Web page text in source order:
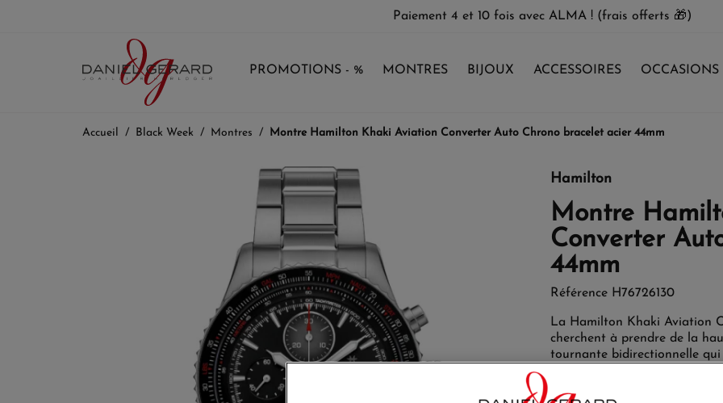
Paiement 4 et 10 fois avec ALMA ! (frais offerts 🎁)
PROMOTIONS - % MONTRES BIJOUX ACCESSOIRES OCCASIONS
Accueil Black Week Montres Montre Hamilton Khaki Aviation Converter Auto Chrono bracelet acier 44mm
Hamilton
Montre
Converter
44mm
Référence H76726130
La Hamilton Khaki Aviation
cherchent à prendre de la
tournante bidirectionnelle
EN SAVOIR PLUS